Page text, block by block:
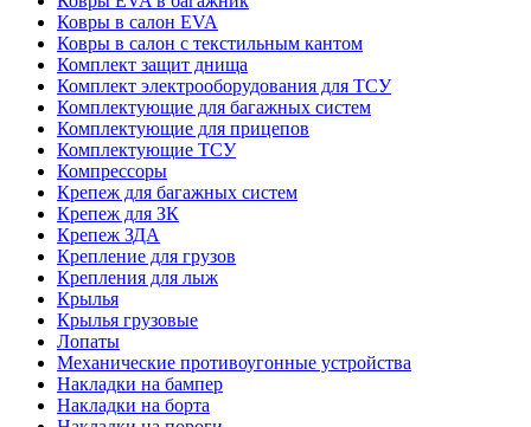
Ковры в салон EVA
Ковры в салон с текстильным кантом
Комплект защит днища
Комплект электрооборудования для ТСУ
Комплектующие для багажных систем
Комплектующие для прицепов
Комплектующие ТСУ
Компрессоры
Крепеж для багажных систем
Крепеж для ЗК
Крепеж ЗДА
Крепление для грузов
Крепления для лыж
Крылья
Крылья грузовые
Лопаты
Механические противоугонные устройства
Накладки на бампер
Накладки на борта